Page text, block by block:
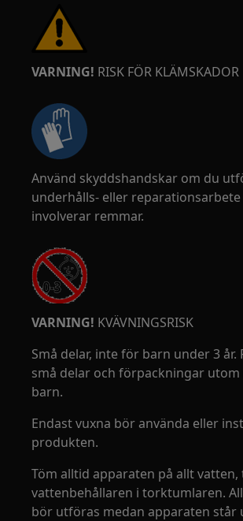
VARNING! RISK FÖR KLÄMSKADOR
Använd skyddshandskar om du
underhålls- eller reparationsarbete
involverar remmar.
VARNING! KVÄVNINGSRISK
Små delar, inte för barn under 3 år.
små delar och förpackningar
barn.
Endast vuxna bör använda eller
produkten.
Töm alltid apparaten på allt vatten,
vattenbehållaren i torktumlaren.
bör utföras medan apparaten står